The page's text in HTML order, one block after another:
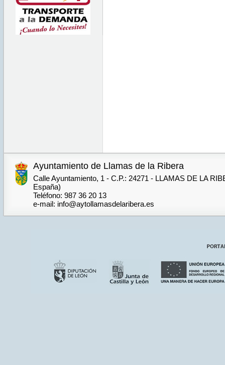
Ayuntamiento de Llamas de la Ribera
Calle Ayuntamiento, 1 - C.P.: 24271 - LLAMAS DE LA
España)
Teléfono: 987 36 20 13
e-mail: info@aytollamasdelaribera.es